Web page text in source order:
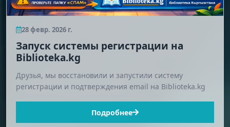
28 февр. 2026 г.
Запуск системы регистрации на
Biblioteka.kg
Друзья, мы восстановили и запустили систему
регистрации и подтверждения email на Biblioteka.kg
Подробнее